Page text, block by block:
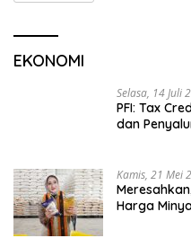
EKONOMI
Selasa, 14 Juli
PFI: Tax
dan
Kamis, 21 Mei
Harga